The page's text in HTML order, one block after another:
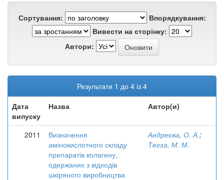
Сортування:
Впорядкування:
Вивести на сторінку:
Автори:
Результати 1 до 4 із 4
Дата
випуску
Назва Автор(и)
2011
Визначення
амінокислотного складу
препаратів колагену,
одержаних з відходів
шкіряного виробництва
Андреєва, О. А.;
Тегза, М. М.